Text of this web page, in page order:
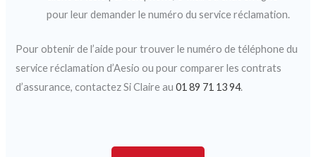
pour leur demander le numéro du service réclamation.
Pour obtenir de l’aide pour trouver le numéro de téléphone du
service réclamation d’Aesio ou pour comparer les contrats
d’assurance, contactez Si Claire au01 89 71 13 94.